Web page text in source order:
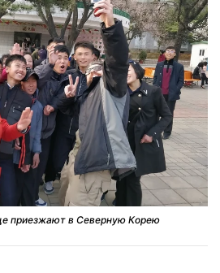
приезжают в Северную Корею